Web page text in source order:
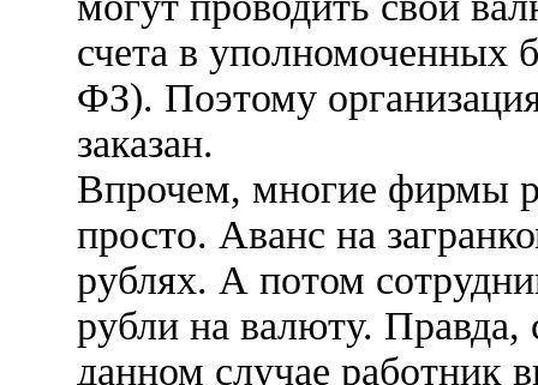
счета в уполномоченных
ФЗ). Поэтому
заказан.
Впрочем, многие фирмы
просто. Аванс на
рублях. А потом
рубли на валюту. Правда,
данном случае работник